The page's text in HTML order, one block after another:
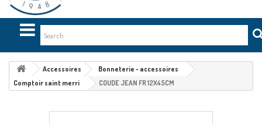
Accessoires
Bonneterie - accessoires
Comptoir saint merri
COUDE JEAN FR 12X45CM